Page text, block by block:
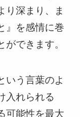
り深まり、ま
』を感情に巻
できます。
いう言葉のよ
入れられる
可能性を最大